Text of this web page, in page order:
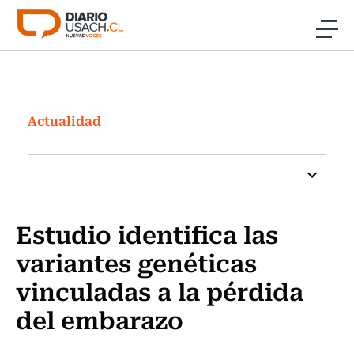
Click acá para ir directamente al contenido
Investigación
Cultura
Programas Radio y TV Usach
Actualidad
Estudio identifica las
variantes genéticas
vinculadas a la pérdida
del embarazo